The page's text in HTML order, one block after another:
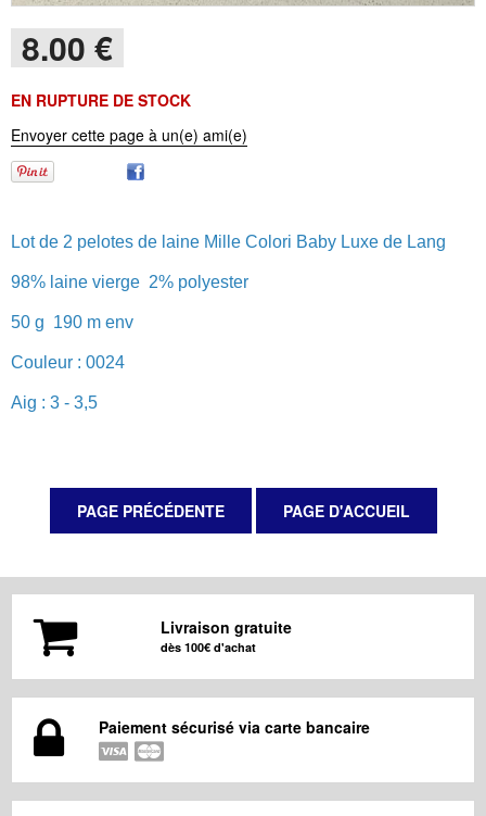
8.00 €
EN RUPTURE DE STOCK
Envoyer cette page à un(e) ami(e)
Lot de 2 pelotes de laine Mille Colori Baby Luxe de Lang
98% laine vierge 2% polyester
50 g 190 m env
Couleur : 0024
Aig : 3 - 3,5
Livraison gratuite
dès 100€ d'achat
Paiement sécurisé via carte bancaire